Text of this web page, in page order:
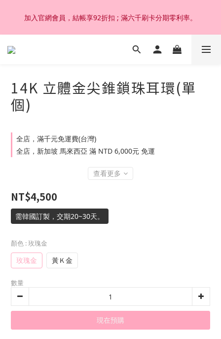
加入官網會員，結帳享92折扣 ; 滿六千刷卡分期零利率。
加入官網會員，結帳享92折扣 ; 滿六千刷卡分期零利率。
韓國設計製作。純14K 18K金，非鍍金非注金；洗澡，運動(汗
加入官網會員，結帳享92折扣 ; 滿六千刷卡分期零利率。
14K 立體金尖錐鎖珠耳環(單
個)
全店，滿千元免運費(台灣)
全店，新加坡 馬來西亞 滿 NTD 6,000元 免運
查看更多
NT$4,500
需韓國訂製，交期20~30天。
顏色 : 玫瑰金
玫瑰金 黃Ｋ金
數量
現在預購